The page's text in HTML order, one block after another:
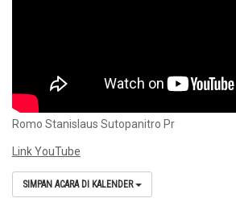
Romo Stanislaus Sutopanitro Pr
Link YouTube
SIMPAN ACARA DI KALENDER